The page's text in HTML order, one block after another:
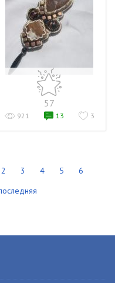
57
921 13 3
2 3 4 5
6